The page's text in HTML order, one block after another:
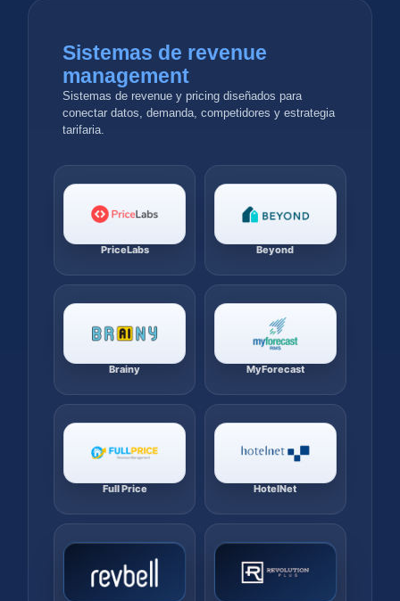
Sistemas de revenue
management
Sistemas de revenue y pricing diseñados para
conectar datos, demanda, competidores y estrategia
tarifaria.
PriceLabs Beyond
Brainy MyForecast
Full Price HotelNet